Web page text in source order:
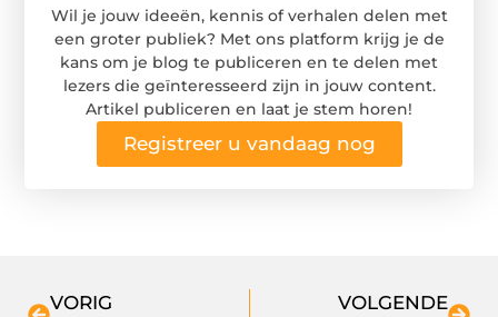
Wil je jouw ideeën, kennis of verhalen delen met
een groter publiek? Met ons platform krijg je de
kans om je blog te publiceren en te delen met
lezers die geïnteresseerd zijn in jouw content.
Artikel publiceren en laat je stem horen!
Registreer u vandaag nog
VORIG VOLGENDE